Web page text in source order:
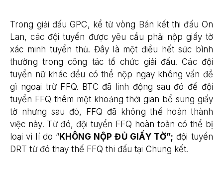
Trong giải đấu GPC, kể từ vòng Bán kết thi đấu On
Lan, các đội tuyển được yêu cầu phải nộp giấy tờ
xác minh tuyển thủ. Đây là một điều hết sức bình
thường trong công tác tổ chức giải đấu. Các đội
tuyển nữ khác đều có thể nộp ngay không vấn đề
gì ngoại trừ FFQ. BTC đã linh động sau đó để đội
tuyển FFQ thêm một khoảng thời gian bổ sung giấy
tờ nhưng sau đó, FFQ đã không thể hoàn thành
việc này. Từ đó, đội tuyển FFQ hoàn toàn có thể bị
loại vì lí do “KHÔNG NỘP ĐỦ GIẤY TỜ”; đội tuyển
DRT từ đó thay thế FFQ thi đấu tại Chung kết.